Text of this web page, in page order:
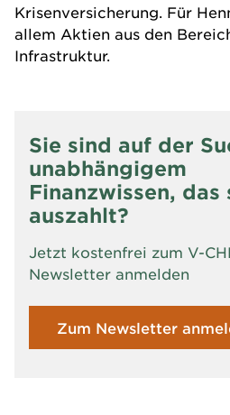
Krisenversicherung. Für
allem Aktien aus den
Infrastruktur.
Sie sind auf der
unabhängigem
Finanzwissen, das
auszahlt?
Jetzt kostenfrei zum V-
Newsletter anmelden
Zum Newsletter